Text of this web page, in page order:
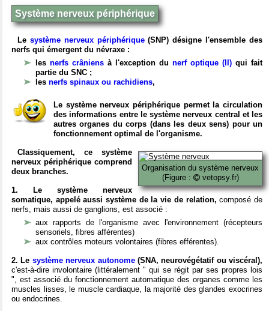
Système nerveux périphérique
Le système nerveux périphérique(SNP) désigne l'ensemble des
nerfs qui émergent du névraxe :
les nerfs crâniens à l'exception du nerf optique (II) qui fait
partie du SNC ;
les nerfs spinaux ou rachidiens,
Le système nerveux périphérique permet la circulation
des informations entre le système nerveux central et les
autres organes du corps (dans les deux sens) pour un
fonctionnement optimal de l'organisme.
Organisation du système nerveux
(Figure :
vetopsy.fr)
Classiquement, ce système
nerveux périphérique comprend
deux branches.
1. Le système nerveux
somatique, appelé aussi système de la vie de relation, composé de
nerfs, mais aussi de ganglions, est associé :
aux rapports de l'organisme avec l'environnement (récepteurs
sensoriels, fibres afférentes)
aux contrôles moteurs volontaires (fibres efférentes).
2. Le système nerveux autonome(SNA, neurovégétatif ou viscéral),
c'est-à-dire involontaire (littéralement " qui se régit par ses propres lois
", est associé du fonctionnement automatique des organes comme les
muscles lisses, le muscle cardiaque, la majorité des glandes exocrines
ou endocrines.